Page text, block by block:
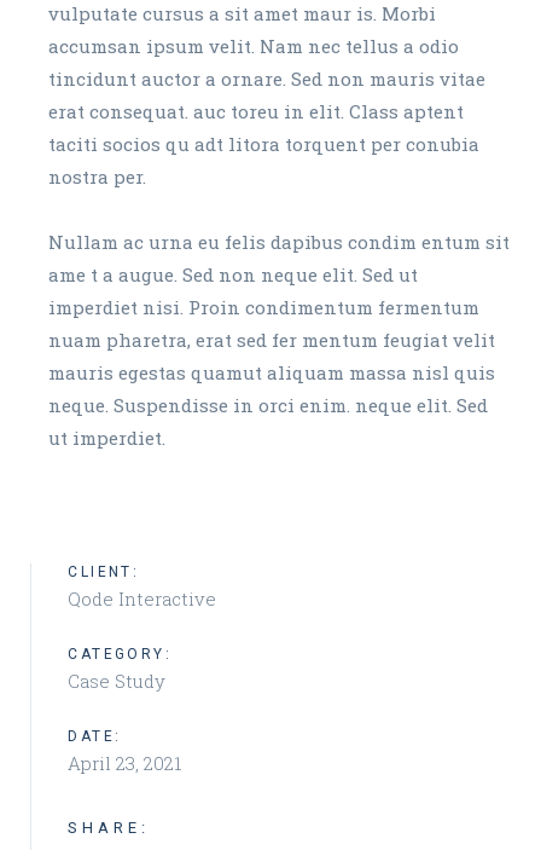
vulputate cursus a sit amet maur is. Morbi
accumsan ipsum velit. Nam nec tellus a odio
tincidunt auctor a ornare. Sed non mauris vitae
erat consequat. auc toreu in elit. Class aptent
taciti socios qu adt litora torquent per conubia
nostra per.
Nullam ac urna eu felis dapibus condim entum sit
ame t a augue. Sed non neque elit. Sed ut
imperdiet nisi. Proin condimentum fermentum
nuam pharetra, erat sed fer mentum feugiat velit
mauris egestas quamut aliquam massa nisl quis
neque. Suspendisse in orci enim. neque elit. Sed
ut imperdiet.
CLIENT:
Qode Interactive
CATEGORY:
Case Study
DATE:
April 23, 2021
SHARE: